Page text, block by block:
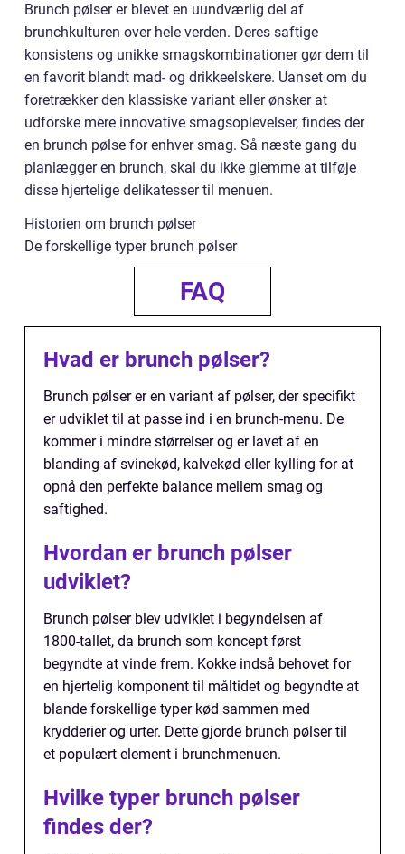
Brunch pølser er blevet en uundværlig del af
brunchkulturen over hele verden. Deres saftige
konsistens og unikke smagskombinationer gør dem til
en favorit blandt mad- og drikkeelskere. Uanset om du
foretrækker den klassiske variant eller ønsker at
udforske mere innovative smagsoplevelser, findes der
en brunch pølse for enhver smag. Så næste gang du
planlægger en brunch, skal du ikke glemme at tilføje
disse hjertelige delikatesser til menuen.
Historien om brunch pølser
De forskellige typer brunch pølser
FAQ
Hvad er brunch pølser?
Brunch pølser er en variant af pølser, der specifikt
er udviklet til at passe ind i en brunch-menu. De
kommer i mindre størrelser og er lavet af en
blanding af svinekød, kalvekød eller kylling for at
opnå den perfekte balance mellem smag og
saftighed.
Hvordan er brunch pølser
udviklet?
Brunch pølser blev udviklet i begyndelsen af
1800-tallet, da brunch som koncept først
begyndte at vinde frem. Kokke indså behovet for
en hjertelig komponent til måltidet og begyndte at
blande forskellige typer kød sammen med
krydderier og urter. Dette gjorde brunch pølser til
et populært element i brunchmenuen.
Hvilke typer brunch pølser
findes der?